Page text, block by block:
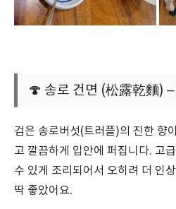
🍄 송로 건면 (松露乾麵)
검은 송로버섯(트러플)의 진한 향
고 깔끔하게 입안에 퍼집니다. 고
수 있게 조리되어서 오히려 더 인
딱 좋았어요.